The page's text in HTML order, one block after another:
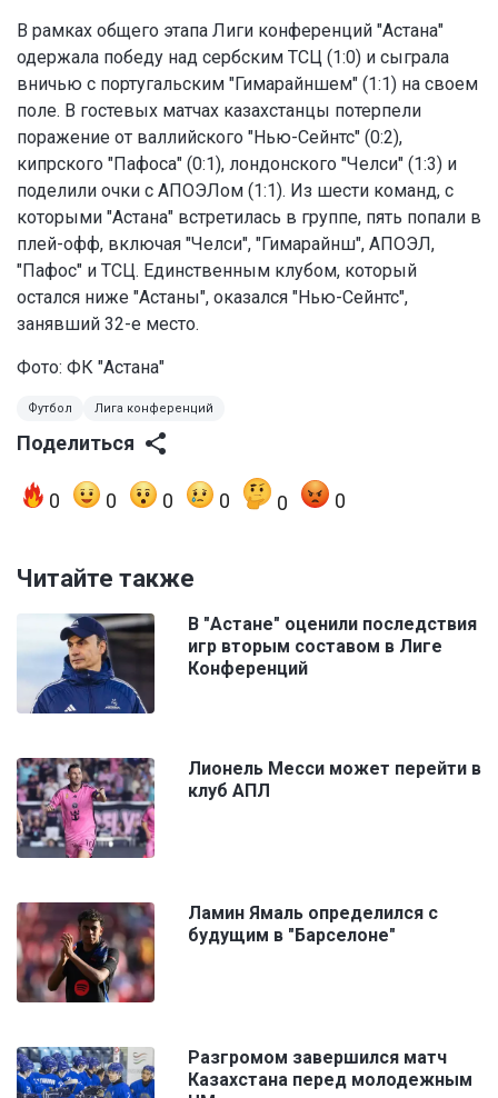
В рамках общего этапа Лиги конференций "Астана"
одержала победу над сербским ТСЦ (1:0) и сыграла
вничью с португальским "Гимарайншем" (1:1) на своем
поле. В гостевых матчах казахстанцы потерпели
поражение от валлийского "Нью-Сейнтс" (0:2),
кипрского "Пафоса" (0:1), лондонского "Челси" (1:3) и
поделили очки с АПОЭЛом (1:1). Из шести команд, с
которыми "Астана" встретилась в группе, пять попали в
плей-офф, включая "Челси", "Гимарайнш", АПОЭЛ,
"Пафос" и ТСЦ. Единственным клубом, который
остался ниже "Астаны", оказался "Нью-Сейнтс",
занявший 32-е место.
Фото: ФК "Астана"
Футбол Лига конференций
Поделиться
0 0 0 0 0 0
Читайте также
В "Астане" оценили последствия
игр вторым составом в Лиге
Конференций
Лионель Месси может перейти в
клуб АПЛ
Ламин Ямаль определился с
будущим в "Барселоне"
Разгромом завершился матч
Казахстана перед молодежным